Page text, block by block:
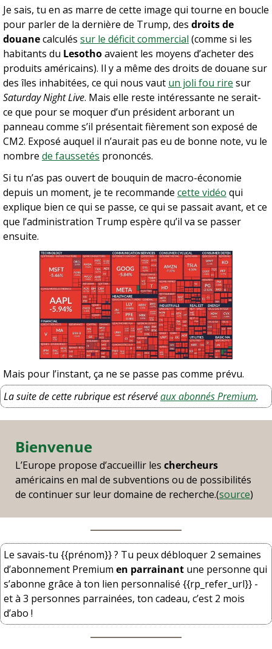
Je sais, tu en as marre de cette image qui tourne en boucle
pour parler de la dernière de Trump, des droits de
douane calculés sur le déficit commercial (comme si les
habitants du Lesotho avaient les moyens d’acheter des
produits américains). Il y a même des droits de douane sur
des îles inhabitées, ce qui nous vaut un joli fou rire
Saturday Night Live. Mais elle reste intéressante ne serait-
ce que pour se moquer d’un président arborant un
panneau comme s’il présentait fièrement son exposé de
CM2. Exposé auquel il n’aurait pas eu de bonne note, vu le
nombre de faussetés prononcés.
Si tu n’as pas ouvert de bouquin de macro-économie
depuis un moment, je te recommande cette vidéo qui
explique bien ce qui se passe, ce qui se passait avant, et ce
que l’administration Trump espère qu’il va se passer
ensuite.
Mais pour l’instant, ça ne se passe pas comme prévu.
La suite de cette rubrique est réservé aux abonnés Premium.
Bienvenue
L’Europe propose d’accueillir les chercheurs
américains en mal de subventions ou de possibilités
de continuer sur leur domaine de recherche.(source)
Le savais-tu {{prénom}} ? Tu peux débloquer 2 semaines
d’abonnement Premium en parrainant une personne qui
s’abonne grâce à ton lien personnalisé {{rp_refer_url}} -
et à 3 personnes parrainées, ton cadeau, c’est 2 mois
d’abo !